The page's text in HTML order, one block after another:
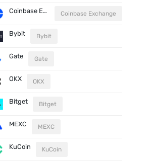
Coinbase Exchange Coinbase Exchange
Bybit Bybit
Gate Gate
OKX OKX
Bitget Bitget
MEXC MEXC
KuCoin KuCoin